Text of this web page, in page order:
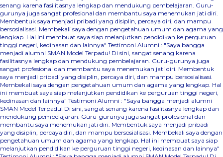
senang karena fasilitasnya lengkap dan mendukung pembelajaran. Guru-
gurunya juga sangat profesional dan membantu saya menemukan jati diri.
Membentuk saya menjadi pribadi yang disiplin, percaya diri, dan mampu
bersosialisasi. Membekali saya dengan pengetahuan umum dan agama yang
lengkap. Hal ini membuat saya siap melanjutkan pendidikan ke perguruan
tinggi negeri, kedinasan dan lainnya" Testimoni Alumni : "Saya bangga
menjadi alumni SMAN Model Terpadu! Di sini, sangat senang karena
fasilitasnya lengkap dan mendukung pembelajaran. Guru-gurunya juga
sangat profesional dan membantu saya menemukan jati diri. Membentuk
saya menjadi pribadi yang disiplin, percaya diri, dan mampu bersosialisasi.
Membekali saya dengan pengetahuan umum dan agama yang lengkap. Hal
ini membuat saya siap melanjutkan pendidikan ke perguruan tinggi negeri,
kedinasan dan lainnya" Testimoni Alumni : "Saya bangga menjadi alumni
SMAN Model Terpadu! Di sini, sangat senang karena fasilitasnya lengkap dan
mendukung pembelajaran. Guru-gurunya juga sangat profesional dan
membantu saya menemukan jati diri. Membentuk saya menjadi pribadi
yang disiplin, percaya diri, dan mampu bersosialisasi. Membekali saya dengan
pengetahuan umum dan agama yang lengkap. Hal ini membuat saya siap
melanjutkan pendidikan ke perguruan tinggi negeri, kedinasan dan lainnya"